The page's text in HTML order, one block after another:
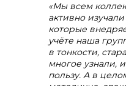
+7 (423) 234
«Мы всем
активно
которые
учёте наша
в тонкости,
многое узнали,
пользу. А в